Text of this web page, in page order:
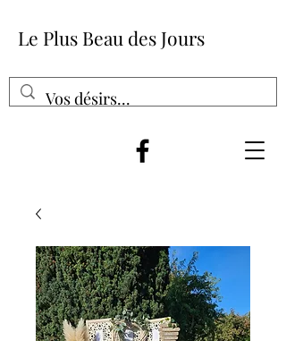
Le Plus Beau des Jours